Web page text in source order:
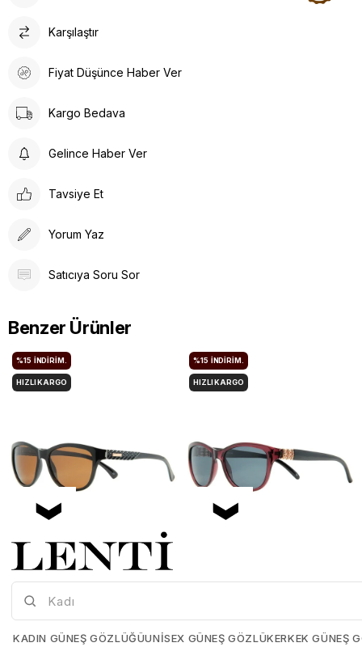
Karşılaştır
Fiyat Düşünce Haber Ver
Kargo Bedava
Gelince Haber Ver
Tavsiye Et
Yorum Yaz
Satıcıya Soru Sor
Benzer Ürünler
Mia-Maria-OF127-C2-56
%15 İNDIRIM.
HIZLI KARGO
Mia-Maria-OF126-C3-56
%15 İNDIRIM.
HIZLI KARGO
KADIN GÜNEŞ GÖZLÜĞÜUNISEX GÜNEŞ GÖZLÜKERKEK GÜNEŞ